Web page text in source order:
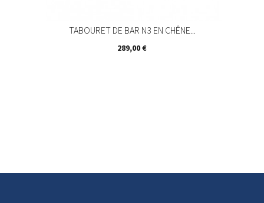
TABOURET DE BAR N3 EN CHÊNE...
Prix
289,00 €